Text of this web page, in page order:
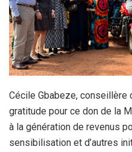
Cécile Gbabeze, conseillère
gratitude pour ce don de la
à la génération de revenus
sensibilisation et d’autres